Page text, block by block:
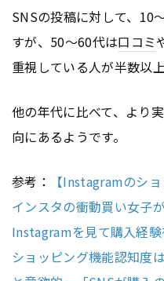
SNSの投稿に対して、10
すが、50〜60代は口コミ
重視している人が半数以
他の年代に比べて、より
向にあるようです。
参考：
【Instagramのシ
インスタの衝動買い女子
Instagramを見て購入経験
ショッピング機能認知度